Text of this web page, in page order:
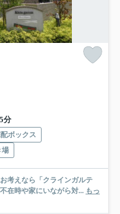
分
ボックス
場
考えなら「クラインガルテ
在時や家にいながら対... もっ